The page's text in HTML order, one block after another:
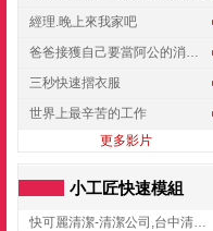
經理.晚上來我家吧
爸爸接獲自己要當阿公的消息，反應史上最可愛!!!
三秒快速摺衣服
世界上最辛苦的工作
更多影片
小工匠快速模組
快可麗清潔-清潔公司,台中清潔公司,台中居家清潔